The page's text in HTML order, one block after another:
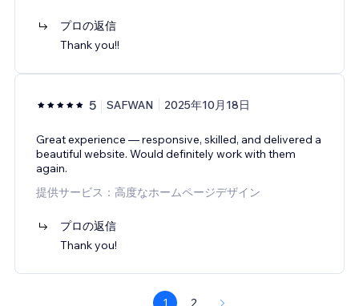
プロの返信
Thank you!!
5 SAFWAN 2025年10月18日
Great experience — responsive, skilled, and delivered a
beautiful website. Would definitely work with them
again.
提供サービス：高度なホームページデザイン
プロの返信
Thank you!
1 2